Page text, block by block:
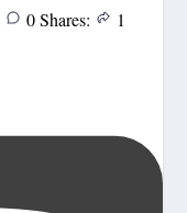
0 Shares: 1